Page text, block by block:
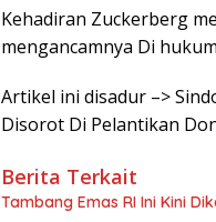
Kehadiran Zuckerberg
mengancamnya Di
Artikel ini disadur –>
Disorot Di Pelantikan
Berita Terkait
Tambang Emas RI Ini Kini